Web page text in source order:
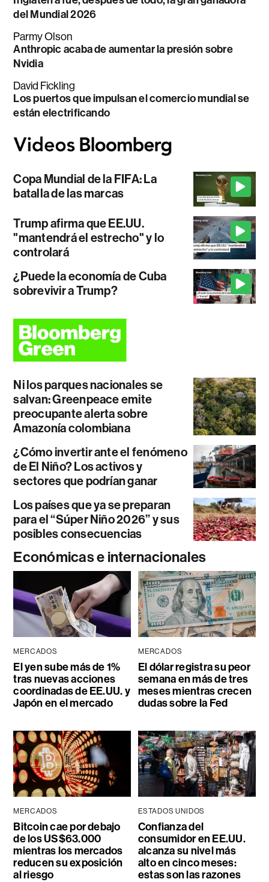
del Mundial 2026
Parmy Olson
Anthropic acaba de aumentar la presión sobre
Nvidia
David Fickling
Los puertos que impulsan el comercio mundial se
están electrificando
Copa Mundial de la FIFA: La
batalla de las marcas
Trump afirma que EE.UU.
"mantendrá el estrecho" y lo
controlará
¿Puede la economía de Cuba
sobrevivir a Trump?
Ni los parques nacionales se
salvan: Greenpeace emite
preocupante alerta sobre
Amazonía colombiana
¿Cómo invertir ante el fenómeno
de El Niño? Los activos y
sectores que podrían ganar
Los países que ya se preparan
para el “Súper Niño 2026” y sus
posibles consecuencias
Económicas e internacionales
MERCADOS
El yen sube más de 1%
tras nuevas acciones
coordinadas de EE.UU. y
Japón en el mercado
MERCADOS
El dólar registra su peor
semana en más de tres
meses mientras crecen
dudas sobre la Fed
MERCADOS
Bitcoin cae por debajo
de los US$63.000
mientras los mercados
reducen su exposición
al riesgo
ESTADOS UNIDOS
Confianza del
consumidor en EE.UU.
alcanza su nivel más
alto en cinco meses:
estas son las razones